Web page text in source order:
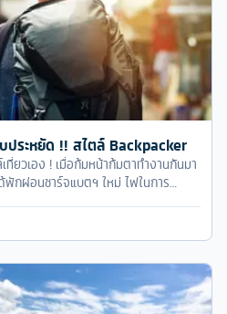
ประหยัด !! สไตล์ Backpacker
ที่ยวเอง ! เมื่อก้มหน้าก้มตาทำงานกันมา
กผ่อนชาร์จแบตฯ ใหม่ ไฟในการ